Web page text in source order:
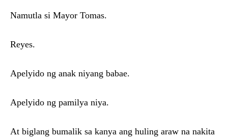
Namutla si Mayor Tomas.
Reyes.
Apelyido ng anak niyang babae.
Apelyido ng pamilya niya.
At biglang bumalik sa kanya ang huling araw na nakita